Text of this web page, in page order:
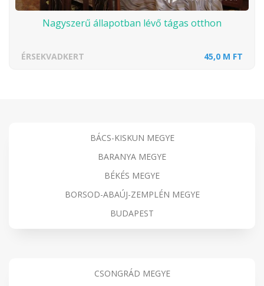
Nagyszerű állapotban lévő tágas otthon
ÉRSEKVADKERT 45,0 M FT
BÁCS-KISKUN MEGYE
BARANYA MEGYE
BÉKÉS MEGYE
BORSOD-ABAÚJ-ZEMPLÉN MEGYE
BUDAPEST
CSONGRÁD MEGYE